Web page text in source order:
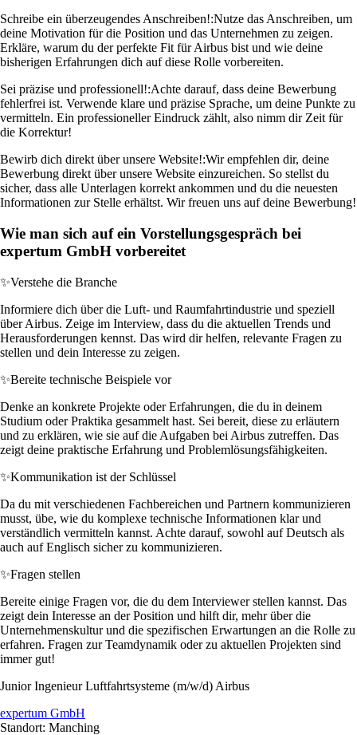
Schreibe ein überzeugendes Anschreiben!:Nutze das Anschreiben, um
deine Motivation für die Position und das Unternehmen zu zeigen.
Erkläre, warum du der perfekte Fit für Airbus bist und wie deine
bisherigen Erfahrungen dich auf diese Rolle vorbereiten.
Sei präzise und professionell!:Achte darauf, dass deine Bewerbung
fehlerfrei ist. Verwende klare und präzise Sprache, um deine Punkte zu
vermitteln. Ein professioneller Eindruck zählt, also nimm dir Zeit für
die Korrektur!
Bewirb dich direkt über unsere Website!:Wir empfehlen dir, deine
Bewerbung direkt über unsere Website einzureichen. So stellst du
sicher, dass alle Unterlagen korrekt ankommen und du die neuesten
Informationen zur Stelle erhältst. Wir freuen uns auf deine Bewerbung!
Wie man sich auf ein Vorstellungsgespräch bei
expertum GmbH vorbereitet
✨Verstehe die Branche
Informiere dich über die Luft- und Raumfahrtindustrie und speziell
über Airbus. Zeige im Interview, dass du die aktuellen Trends und
Herausforderungen kennst. Das wird dir helfen, relevante Fragen zu
stellen und dein Interesse zu zeigen.
✨Bereite technische Beispiele vor
Denke an konkrete Projekte oder Erfahrungen, die du in deinem
Studium oder Praktika gesammelt hast. Sei bereit, diese zu erläutern
und zu erklären, wie sie auf die Aufgaben bei Airbus zutreffen. Das
zeigt deine praktische Erfahrung und Problemlösungsfähigkeiten.
✨Kommunikation ist der Schlüssel
Da du mit verschiedenen Fachbereichen und Partnern kommunizieren
musst, übe, wie du komplexe technische Informationen klar und
verständlich vermitteln kannst. Achte darauf, sowohl auf Deutsch als
auch auf Englisch sicher zu kommunizieren.
✨Fragen stellen
Bereite einige Fragen vor, die du dem Interviewer stellen kannst. Das
zeigt dein Interesse an der Position und hilft dir, mehr über die
Unternehmenskultur und die spezifischen Erwartungen an die Rolle zu
erfahren. Fragen zur Teamdynamik oder zu aktuellen Projekten sind
immer gut!
Junior Ingenieur Luftfahrtsysteme (m/w/d) Airbus
expertum GmbH
Standort: Manching